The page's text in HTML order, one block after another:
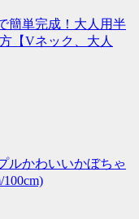
簡単完成！大人用半
【Vネック、大人
ルかわいいかぼちゃ